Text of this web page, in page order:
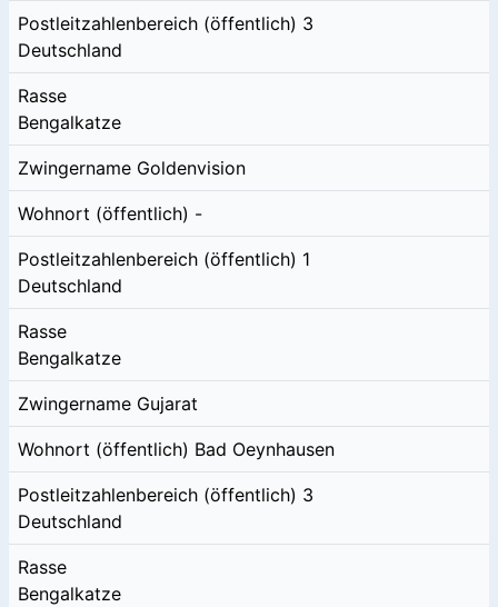
Postleitzahlenbereich (öffentlich) 3
Deutschland
Rasse
Bengalkatze
Zwingername Goldenvision
Wohnort (öffentlich) -
Postleitzahlenbereich (öffentlich) 1
Deutschland
Rasse
Bengalkatze
Zwingername Gujarat
Wohnort (öffentlich) Bad Oeynhausen
Postleitzahlenbereich (öffentlich) 3
Deutschland
Rasse
Bengalkatze